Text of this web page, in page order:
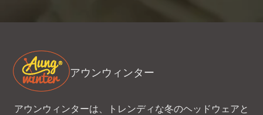
アウンウィンター
アウンウィンターは、トレンディな冬のヘッドウェアと